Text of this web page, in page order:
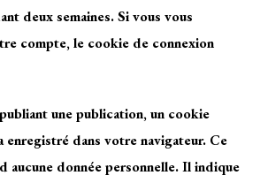
deux semaines. Si vous vous
compte, le cookie de connexion
une publication, un cookie
enregistré dans votre navigateur. Ce
aucune donnée personnelle. Il indique